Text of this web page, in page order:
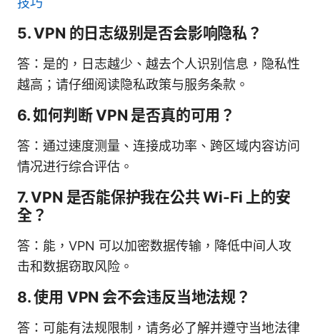
5. VPN 的日志级别是否会影响隐私？
答：是的，日志越少、越去个人识别信息，隐私性
越高；请仔细阅读隐私政策与服务条款。
6. 如何判断 VPN 是否真的可用？
答：通过速度测量、连接成功率、跨区域内容访问
情况进行综合评估。
7. VPN 是否能保护我在公共 Wi-Fi 上的安
全？
答：能，VPN 可以加密数据传输，降低中间人攻
击和数据窃取风险。
8. 使用 VPN 会不会违反当地法规？
答：可能有法规限制，请务必了解并遵守当地法律